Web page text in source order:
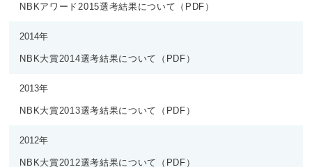
NBKアワード2015選考結果について（PDF）
2014年
NBK大賞2014選考結果について（PDF）
2013年
NBK大賞2013選考結果について（PDF）
2012年
NBK大賞2012選考結果について（PDF）